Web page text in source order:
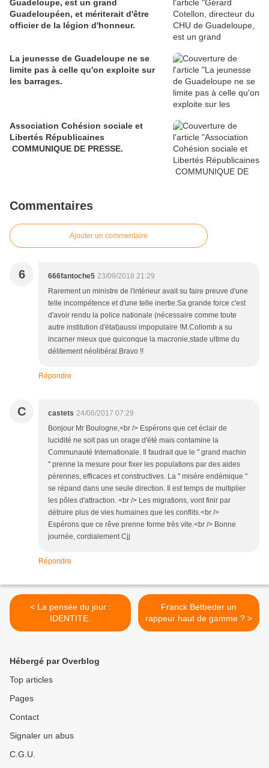
Guadeloupe, est un grand
Guadeloupéen, et mériterait d'être
officier de la légion d'honneur.
La jeunesse de Guadeloupe ne se
limite pas à celle qu'on exploite sur
les barrages.
Association Cohésion sociale et
Libertés Républicaines
COMMUNIQUE DE PRESSE.
Commentaires
Ajouter un commentaire
6 666fantoche5 23/09/2018 21:29
Rarement un ministre de l'intérieur avait su faire preuve d'une
telle incompétence et d'une telle inertie.Sa grande force c'est
d'avoir rendu la police nationale (nécessaire comme toute
autre institution d'état)aussi impopulaire !M.Collomb a su
incarner mieux que quiconque la macronie,stade ultime du
délitement néolibéral.Bravo !!
Répondre
C castets 24/06/2017 07:29
Bonjour Mr Boulogne,<br /> Espérons que cet éclair de
lucidité ne soit pas un orage d'été mais contamine la
Communauté Internationale. Il faudrait que le " grand machin
" prenne la mesure pour fixer les populations par des aides
pérennes, efficaces et constructives. La " misère endémique "
se répand dans une seule direction. Il est temps de multiplier
les pôles d'attraction. <br /> Les migrations, vont finir par
détruire plus de vies humaines que les conflits.<br />
Espérons que ce rêve prenne forme très vite.<br /> Bonne
journée, cordialement Cjj
Répondre
< La pensée du jour :
IDENTITE.
Franck Betbeder un
rappeur haut de gamme ? >
Hébergé par Overblog
Top articles
Pages
Contact
Signaler un abus
C.G.U.